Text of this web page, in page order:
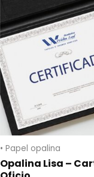
• Papel opalina
Opalina Lisa –